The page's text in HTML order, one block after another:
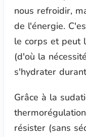
nous refroidir,
de l'énergie.
le corps et peut
(d'où la
s'hydrater
Grâce à la
résister (sans